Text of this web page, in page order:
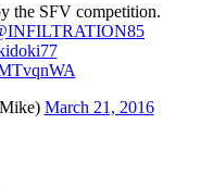
the SFV competition.
March 21, 2016